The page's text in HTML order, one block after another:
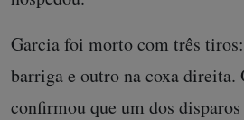
Garcia foi morto com três
barriga e outro na coxa direita.
confirmou que um dos